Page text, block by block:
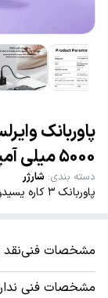
5000 میلی آمپر مکسیف
دسته بندی: شارژر
پاوربانک ۳ کاره یسیدو
مشخصات فنی
مشخصات فنی